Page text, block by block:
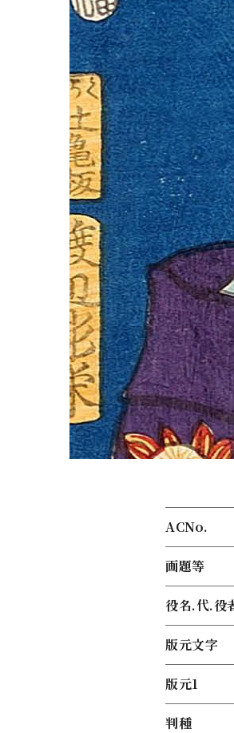
ACNo.
画題等
役名.代.役
版元文字
版元1
判種